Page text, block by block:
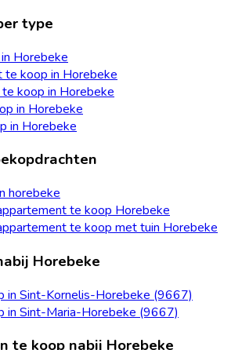
type
Horebeke
koop in Horebeke
koop in Horebeke
in Horebeke
in Horebeke
horebeke
te koop Horebeke
te koop met tuin Horebeke
Horebeke
in Sint-Kornelis-Horebeke (9667)
in Sint-Maria-Horebeke (9667)
te koop nabij Horebeke